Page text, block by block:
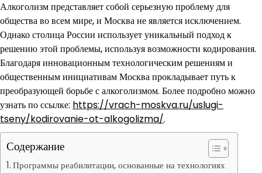
Алкоголизм представляет собой серьезную проблему для
общества во всем мире, и Москва не является исключением.
Однако столица России использует уникальный подход к
решению этой проблемы, используя возможности кодирования.
Благодаря инновационным технологическим решениям и
общественным инициативам Москва прокладывает путь к
преобразующей борьбе с алкоголизмом. Более подробно можно
узнать по ссылке: https://vrach-moskva.ru/uslugi-
tseny/kodirovanie-ot-alkogolizma/.
Содержание
Программы реабилитации, основанные на технологиях